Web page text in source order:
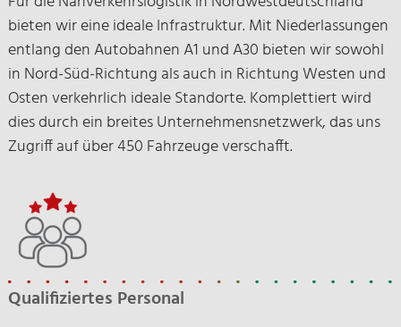
bieten wir eine ideale Infrastruktur. Mit Niederlassungen
entlang den Autobahnen A1 und A30 bieten wir sowohl
in Nord-Süd-Richtung als auch in Richtung Westen und
Osten verkehrlich ideale Standorte. Komplettiert wird
dies durch ein breites Unternehmensnetzwerk, das uns
Zugriff auf über 450 Fahrzeuge verschafft.
Qualifiziertes Personal